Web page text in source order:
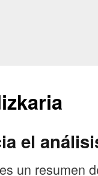
el
un resumen